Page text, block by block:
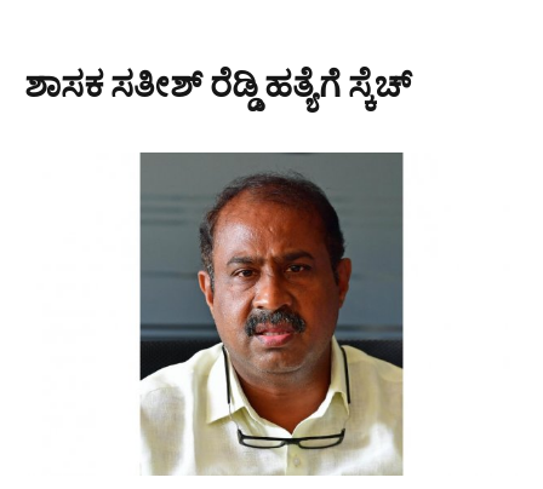
ಶಾಸಕ ಸತೀಶ್ ರೆಡ್ಡಿ ಹತ್ಯೆಗೆ ಸ್ಕೆಚ್